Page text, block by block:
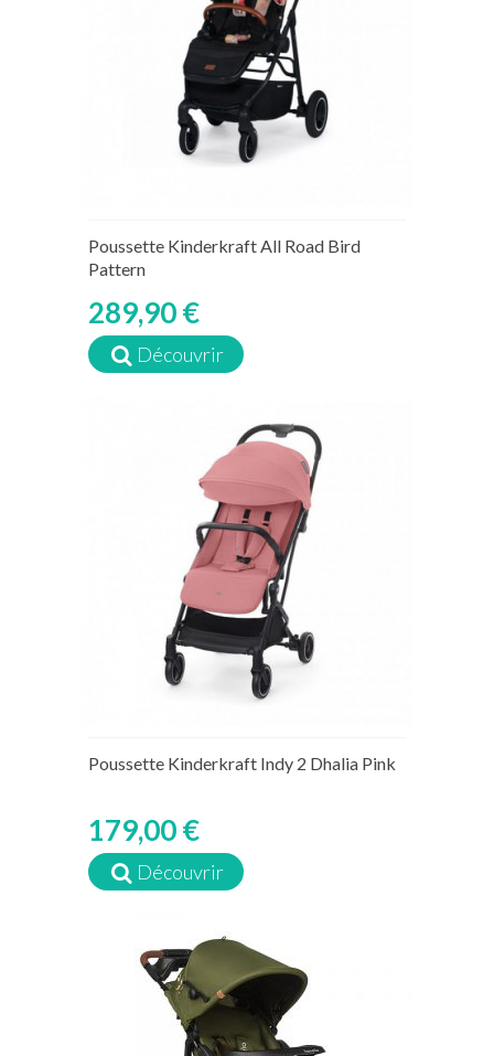
Poussette Kinderkraft All Road Bird
Pattern
289,90 €
Découvrir
Poussette Kinderkraft Indy 2 Dhalia Pink
179,00 €
Découvrir